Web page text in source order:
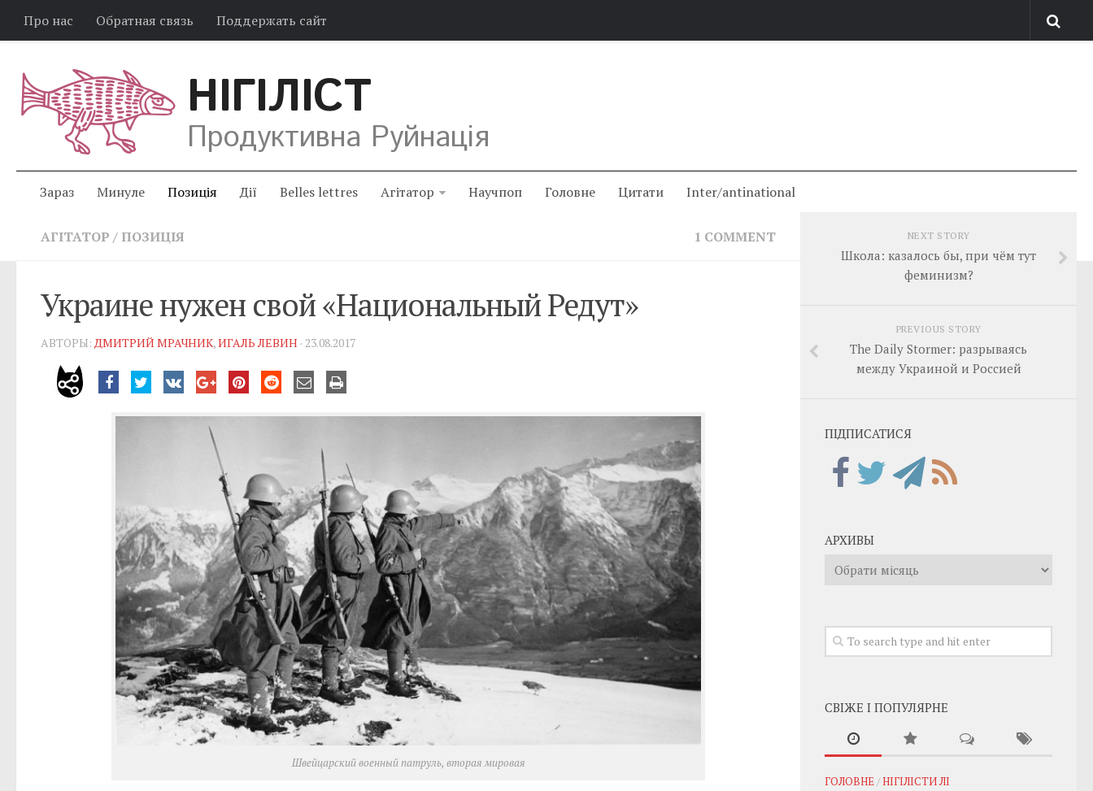
Про нас Обратная связь Поддержать сайт
НІГІЛІСТ
Продуктивна Руйнація
Зараз Минуле Позиція Дії Belles lettres Агітатор Научпоп Головне Цитати Inter/antinational
АГІТАТОР / ПОЗИЦІЯ 1 COMMENT
Украине нужен свой «Национальный Редут»
АВТОРЫ: ДМИТРИЙ МРАЧНИК,ИГАЛЬ ЛЕВИН · 23.08.2017
Швейцарский военный патруль, вторая мировая
NEXT STORY
Школа: казалось бы, при чём тут
феминизм?
PREVIOUS STORY
The Daily Stormer: разрываясь
между Украиной и Россией
ПІДПИСАТИСЯ
АРХИВЫ
Архивы
СВІЖЕ І ПОПУЛЯРНЕ
ГОЛОВНЕ/НІГІЛІСТИ ЛІ